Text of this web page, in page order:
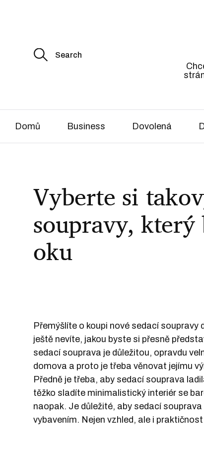
S
e
o
:
Domů Business Dovolená
Vyberte si
soupravy,
oku
Přemýšlíte o koupi nové sedací
ještě nevíte, jakou byste si přesně
sedací souprava je důležitou, opravdu
domova a proto je třeba věnovat jejímu
Předně je třeba, aby sedací souprava
těžko sladíte minimalistický interiér se
naopak. Je důležité, aby sedací
vybavením. Nejen vzhled, ale i